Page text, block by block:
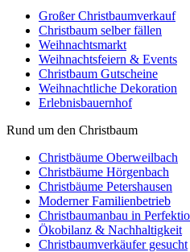
Großer Christbaumverkauf
Christbaum selber fällen
Weihnachtsmarkt
Weihnachtsfeiern & Events
Christbaum Gutscheine
Weihnachtliche Dekoration
Erlebnisbauernhof
Rund um den Christbaum
Christbäume Oberweilbach
Christbäume Hörgenbach
Christbäume Petershausen
Moderner Familienbetrieb
Christbaumanbau in
Ökobilanz & Nachhaltigkeit
Christbaumverkäufer gesucht